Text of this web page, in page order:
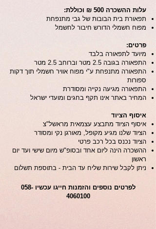
עלות ההשכרה 500 ₪ וכוללת:
תפאורת בית הבובות של גבי מתנפחת
מפוח חשמלי הדורש חיבור לחשמל
פרטים:
מיועד לתפאורה בלבד
התפאורה בגובה 2.5 מטר וברוחב 2.5 מטר
התפאורה מתנפחת ע"י מפוח אוויר חשמלי תוך דקות
ספורות
התפאורה מגיעה נקייה ומסודרת
המחיר באתר אינו תקף בחגים ומועדי ישראל
איסוף הציוד
איסוף הציוד מתבצע עצמאית מראשל"צ
הציוד שלנו מגיע מקופל, מאורגן נקי ומסודר
הציוד נכנס בכל רכב פרטי
ההשכרה הינה ליום אחד ובסופ"ש מיום שישי ועד יום
ראשון
ניתן לקבל שירות שליח עד הבית - בתוספת תשלום
לפרטים נוספים והזמנות חייגו עכשיו058-
4060100